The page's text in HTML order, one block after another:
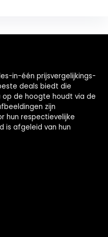
in-één prijsvergelijkings-
deals biedt die
op de hoogte houdt via de
zijn
hun respectievelijke
is afgeleid van hun